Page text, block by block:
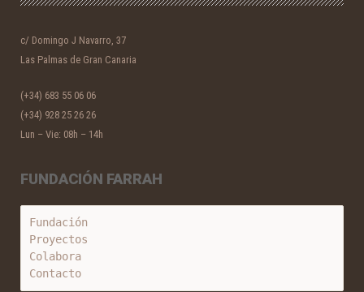
c/ Domingo J Navarro, 37
Las Palmas de Gran Canaria
(+34) 683 55 06 06
(+34) 928 25 26 26
Lun – Vie: 08h – 14h
FUNDACIÓN FARRAH
Fundación
Proyectos
Colabora
Contacto